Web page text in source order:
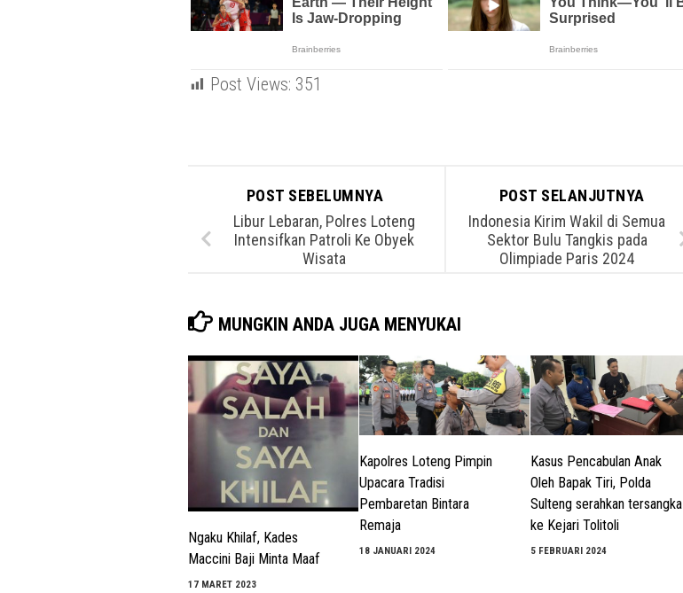
Post Views: 351
POST SELANJUTNYA
Indonesia Kirim Wakil di Semua
Sektor Bulu Tangkis pada
Olimpiade Paris 2024
POST SEBELUMNYA
Libur Lebaran, Polres Loteng
Intensifkan Patroli Ke Obyek
Wisata
MUNGKIN ANDA JUGA MENYUKAI
Ngaku Khilaf, Kades
Maccini Baji Minta Maaf
17 MARET 2023
Kapolres Loteng Pimpin
Upacara Tradisi
Pembaretan Bintara
Remaja
18 JANUARI 2024
Kasus Pencabulan Anak
Oleh Bapak Tiri, Polda
Sulteng serahkan tersangka
ke Kejari Tolitoli
5 FEBRUARI 2024